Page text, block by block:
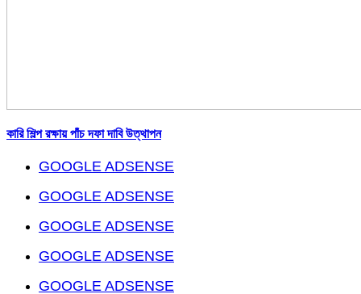
কারি শিল্প রক্ষায় পাঁচ দফা দাবি উত্থাপন
GOOGLE ADSENSE
GOOGLE ADSENSE
GOOGLE ADSENSE
GOOGLE ADSENSE
GOOGLE ADSENSE